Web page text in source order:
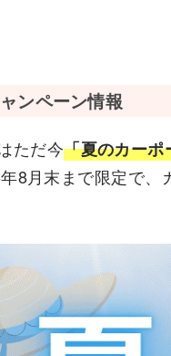
ンペーン情報
ただ今「夏のカーポ
8月末まで限定で